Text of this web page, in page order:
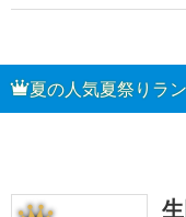
夏の人気夏祭りラ